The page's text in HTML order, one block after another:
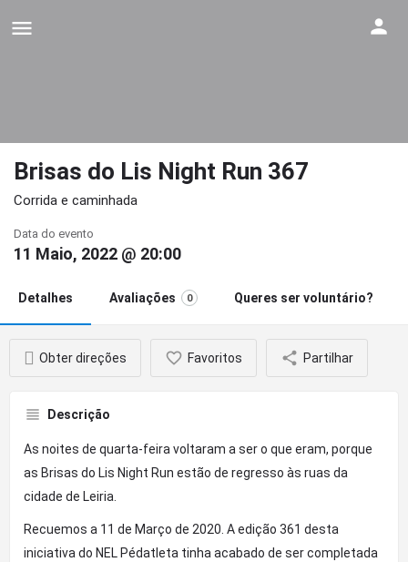
Brisas do Lis Night Run 367
Corrida e caminhada
Data do evento
11 Maio, 2022 @ 20:00
Detalhes Avaliações 0 Queres ser voluntário?
Obter direções Favoritos Partilhar
Descrição
As noites de quarta-feira voltaram a ser o que eram, porque
as Brisas do Lis Night Run estão de regresso às ruas da
cidade de Leiria.
Recuemos a 11 de Março de 2020. A edição 361 desta
iniciativa do NEL Pédatleta tinha acabado de ser completada